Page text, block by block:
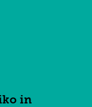
in